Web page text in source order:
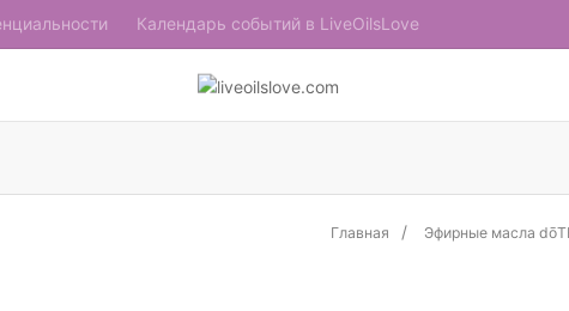
Календарь событий в LiveOilsLove
Главная Эфирные масла